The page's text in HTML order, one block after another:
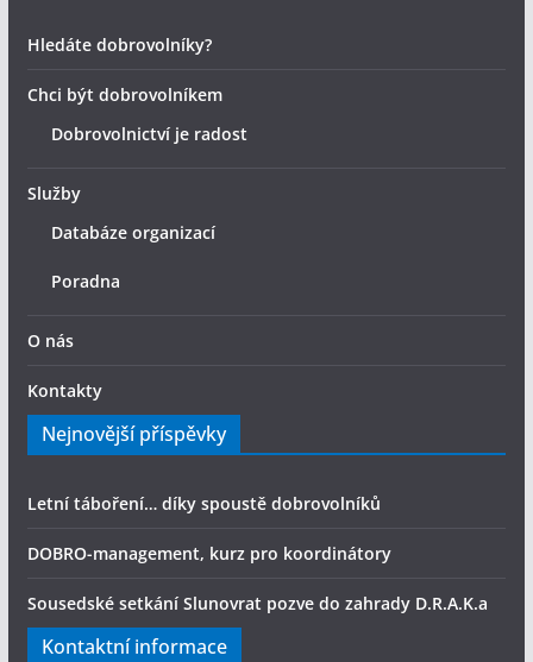
Hledáte dobrovolníky?
Chci být dobrovolníkem
Dobrovolnictví je radost
Služby
Databáze organizací
Poradna
O nás
Kontakty
Nejnovější příspěvky
Letní táboření… díky spoustě dobrovolníků
DOBRO-management, kurz pro koordinátory
Sousedské setkání Slunovrat pozve do zahrady D.R.A.K.a
Kontaktní informace